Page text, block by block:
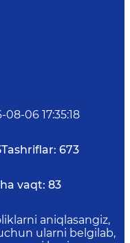
08-06 17:35:18
Tashriflar: 673
vaqt: 83
aniqlasangiz,
ularni belgilab,